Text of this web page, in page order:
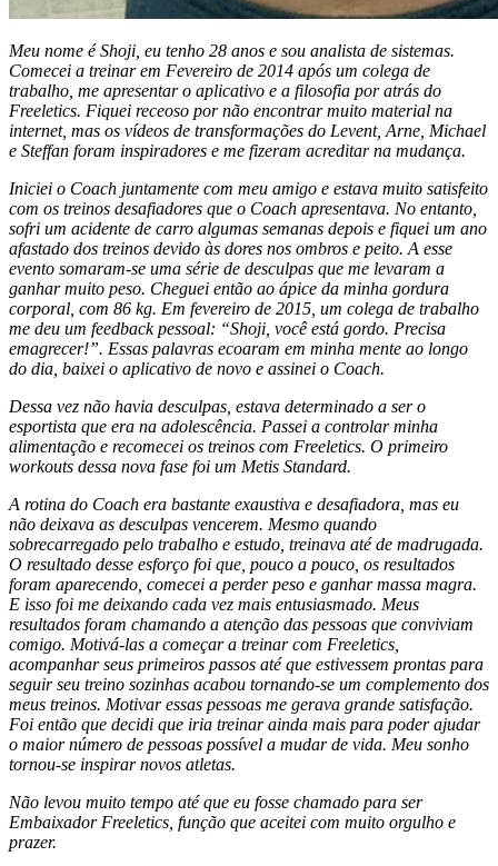
Meu nome é Shoji, eu tenho 28 anos e sou analista de sistemas.
Comecei a treinar em Fevereiro de 2014 após um colega de
trabalho, me apresentar o aplicativo e a filosofia por atrás do
Freeletics. Fiquei receoso por não encontrar muito material na
internet, mas os vídeos de transformações do Levent, Arne, Michael
e Steffan foram inspiradores e me fizeram acreditar na mudança.
Iniciei o Coach juntamente com meu amigo e estava muito satisfeito
com os treinos desafiadores que o Coach apresentava. No entanto,
sofri um acidente de carro algumas semanas depois e fiquei um ano
afastado dos treinos devido às dores nos ombros e peito. A esse
evento somaram-se uma série de desculpas que me levaram a
ganhar muito peso. Cheguei então ao ápice da minha gordura
corporal, com 86 kg. Em fevereiro de 2015, um colega de trabalho
me deu um feedback pessoal: “Shoji, você está gordo. Precisa
emagrecer!”. Essas palavras ecoaram em minha mente ao longo
do dia, baixei o aplicativo de novo e assinei o Coach.
Dessa vez não havia desculpas, estava determinado a ser o
esportista que era na adolescência. Passei a controlar minha
alimentação e recomecei os treinos com Freeletics. O primeiro
workouts dessa nova fase foi um Metis Standard.
A rotina do Coach era bastante exaustiva e desafiadora, mas eu
não deixava as desculpas vencerem. Mesmo quando
sobrecarregado pelo trabalho e estudo, treinava até de madrugada.
O resultado desse esforço foi que, pouco a pouco, os resultados
foram aparecendo, comecei a perder peso e ganhar massa magra.
E isso foi me deixando cada vez mais entusiasmado. Meus
resultados foram chamando a atenção das pessoas que conviviam
comigo. Motivá-las a começar a treinar com Freeletics,
acompanhar seus primeiros passos até que estivessem prontas para
seguir seu treino sozinhas acabou tornando-se um complemento dos
meus treinos. Motivar essas pessoas me gerava grande satisfação.
Foi então que decidi que iria treinar ainda mais para poder ajudar
o maior número de pessoas possível a mudar de vida. Meu sonho
tornou-se inspirar novos atletas.
Não levou muito tempo até que eu fosse chamado para ser
Embaixador Freeletics, função que aceitei com muito orgulho e
prazer.